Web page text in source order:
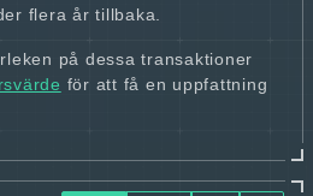
flera år tillbaka.
på dessa transaktioner
för att få en uppfattning